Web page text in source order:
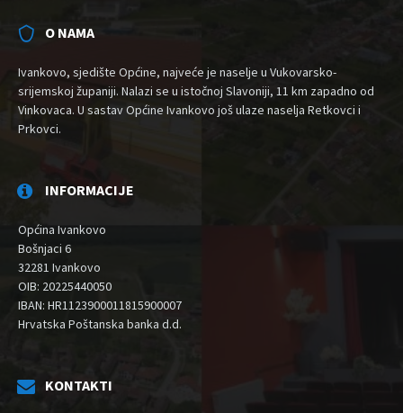
O NAMA
Ivankovo, sjedište Općine, najveće je naselje u Vukovarsko-
srijemskoj županiji. Nalazi se u istočnoj Slavoniji, 11 km zapadno od
Vinkovaca. U sastav Općine Ivankovo još ulaze naselja Retkovci i
Prkovci.
INFORMACIJE
Općina Ivankovo
Bošnjaci 6
32281 Ivankovo
OIB: 20225440050
IBAN: HR1123900011815900007
Hrvatska Poštanska banka d.d.
KONTAKTI